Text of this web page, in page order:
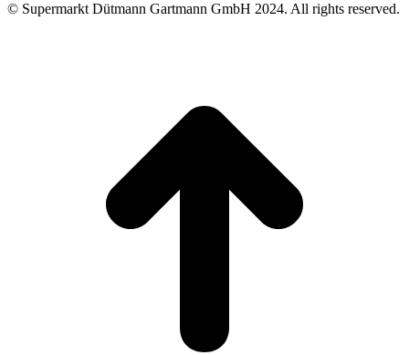
© Supermarkt Dütmann Gartmann GmbH 2024. All rights reserved.